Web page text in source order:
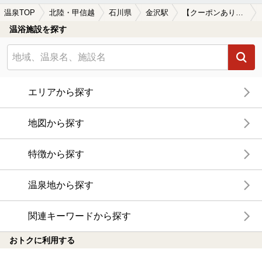
温泉TOP 北陸・甲信越 石川県 金沢駅 【クーポンあり】女子旅・女子会におすすめの金沢駅近くの温泉、日帰り温泉、スーパー銭湯おすすめ
温浴施設を探す
エリアから探す
地図から探す
特徴から探す
温泉地から探す
関連キーワードから探す
おトクに利用する